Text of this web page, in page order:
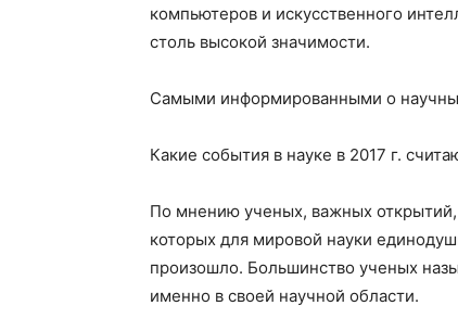
компьютеров и искусственного
столь высокой значимости.
Самыми информированными о
Какие события в науке в 2017 г.
По мнению ученых, важных
которых для мировой науки
произошло. Большинство ученых
именно в своей научной области.